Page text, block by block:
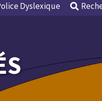
Dyslexique